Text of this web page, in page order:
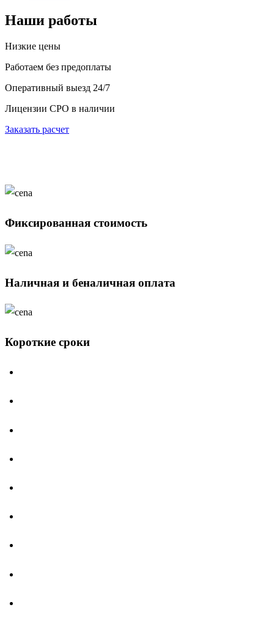
Наши работы
Низкие цены
Работаем без предоплаты
Оперативный выезд 24/7
Лицензии СРО в наличии
Заказать расчет
Фиксированная стоимость
Наличная и беналичная оплата
Короткие сроки